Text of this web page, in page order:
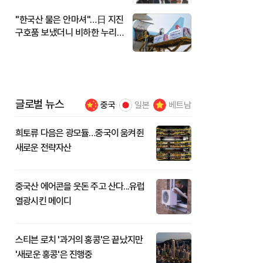
"한국산 물은 안마셔"…日 지진
구호품 보냈더니 비하한 누리
글로벌 뉴스 중국 일본 베트남
희토류 다음은 광모듈…중국이 움켜쥔
새로운 전략자산
중국산 에어콘을 웃돈 주고 산다...유럽
열광시킨 메이디
스티븐 로치 '과거의 홍콩'은 끝났지만
'새로운 홍콩'은 진행중